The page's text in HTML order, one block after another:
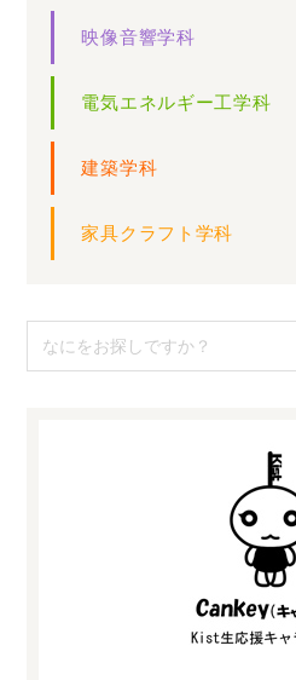
映像音響学科
電気エネルギー工学科
建築学科
家具クラフト学科